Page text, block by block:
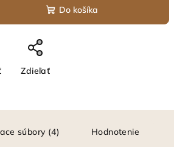
Do košíka
Zdieľať
súbory (4) Hodnotenie